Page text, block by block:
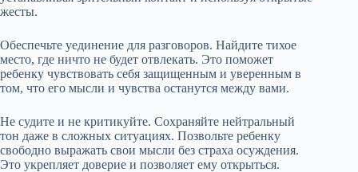
жесты.
Обеспечьте уединение для разговоров. Найдите тихое
место, где ничто не будет отвлекать. Это поможет
ребенку чувствовать себя защищенным и уверенным в
том, что его мысли и чувства останутся между вами.
Не судите и не критикуйте. Сохраняйте нейтральный
тон даже в сложных ситуациях. Позвольте ребенку
свободно выражать свои мысли без страха осуждения.
Это укрепляет доверие и позволяет ему открыться.